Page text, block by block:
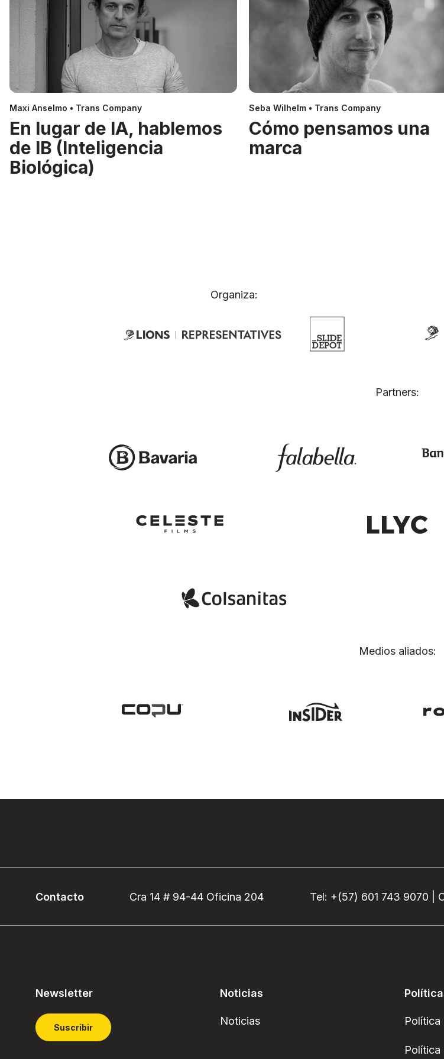
Maxi Anselmo • Trans Company
En lugar de IA, hablemos
de IB (Inteligencia
Biológica)
Seba Wilhelm • Trans Company
Cómo pensamos una
marca
Organiza:
Partners:
Medios aliados:
Contacto Cra 14 # 94-44 Oficina 204 Tel: +(57) 601 743 9070 |
Newsletter
Suscribir
Noticias
Noticias Política